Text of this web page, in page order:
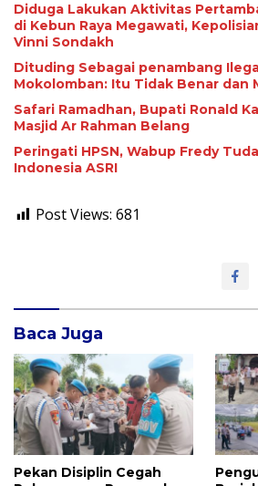
Diduga Lakukan Aktivitas
di Kebun Raya Megawati,
Vinni Sondakh
Dituding Sebagai penambang
Mokolomban: Itu Tidak Benar dan
Safari Ramadhan, Bupati Ronald
Masjid Ar Rahman Belang
Peringati HPSN, Wabup Fredy
Indonesia ASRI
Post Views: 681
Baca Juga
Pekan Disiplin Cegah